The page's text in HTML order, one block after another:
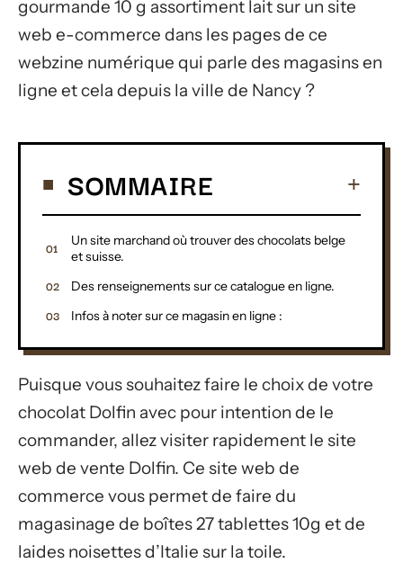
gourmande 10 g assortiment lait sur un site
web e-commerce dans les pages de ce
webzine numérique qui parle des magasins en
ligne et cela depuis la ville de Nancy ?
SOMMAIRE
Un site marchand où trouver des chocolats belge
et suisse.
Des renseignements sur ce catalogue en ligne.
Infos à noter sur ce magasin en ligne :
Puisque vous souhaitez faire le choix de votre
chocolat Dolfin avec pour intention de le
commander, allez visiter rapidement le site
web de vente Dolfin. Ce site web de
commerce vous permet de faire du
magasinage de boîtes 27 tablettes 10g et de
laides noisettes d’Italie sur la toile.